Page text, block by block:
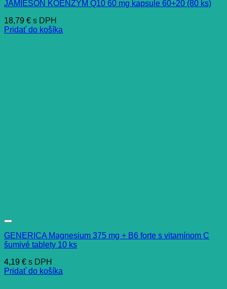
JAMIESON KOENZÝM Q10 60 mg kapsule 60+20 (80 ks)
18,79 € s DPH
Pridať do košíka
GENERICA Magnesium 375 mg + B6 forte s vitamínom C
šumivé tablety 10 ks
4,19 € s DPH
Pridať do košíka